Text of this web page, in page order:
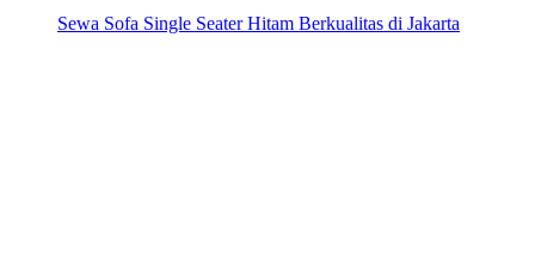
Sewa Sofa Single Seater Hitam Berkualitas di Jakarta